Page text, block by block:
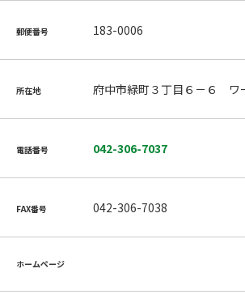
郵便番号 183-0006
所在地 府中市緑町３丁目６－６ ワ
電話番号 042-306-7037
FAX番号 042-306-7038
ホームページ